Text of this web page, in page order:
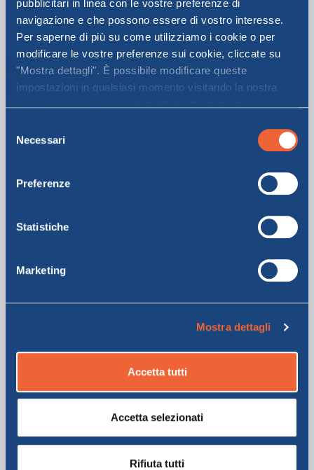
pubblicitari in linea con le vostre preferenze di
navigazione e che possono essere di vostro interesse.
Per saperne di più su come utilizziamo i cookie o per
modificare le vostre preferenze sui cookie, cliccate su
"Mostra dettagli". È possibile modificare queste
impostazioni in qualsiasi momento visitando la nostra
selezionati", l’utente accetta la memorizzazione dei
delNecessari
Preferenze
Statistiche
Marketing
Mostra dettagli
Accetta tutti
Accetta selezionati
Rifiuta tutti
Tutte le nostre
destinazioni
Viaggia con Moby
Corsica